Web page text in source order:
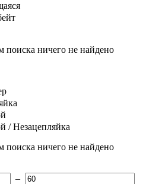
поиска ничего не найдено
/ Незацепляйка
поиска ничего не найдено
–